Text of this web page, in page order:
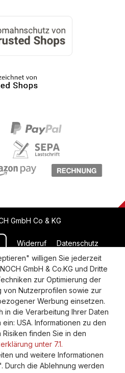
GmbH Co & KG
Widerruf Datenschutz
AGB
Impressum
Barrierefreiheitserklärung
willigen Sie jederzeit
GmbH & Co.KG und Dritte
zur Optimierung der
von Nutzerprofilen sowie zur
Werbung einsetzen.
in die Verarbeitung Ihrer Daten
USA. Informationen zu den
finden Sie in den
unter 7.1.
und weitere Informationen
Durch die Ablehnung werden